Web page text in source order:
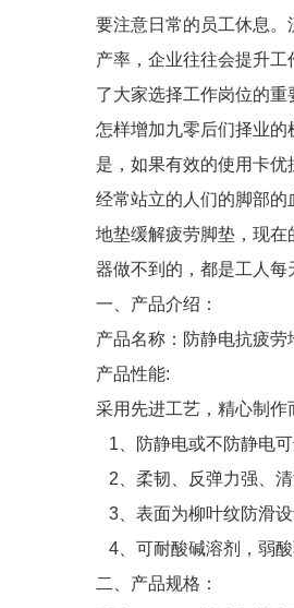
要注意日常的员工休息
产率，企业往往会提升
了大家选择工作岗位的
怎样增加九零后们择业
是，如果有效的使用卡
经常站立的人们的脚部
地垫缓解疲劳脚垫，现
器做不到的，都是工人每
一、产品介绍：
产品名称：防静电抗疲劳
产品性能:
采用先进工艺，精心制作
1、防静电或不防静电可
2、柔韧、反弹力强、清
3、表面为柳叶纹防滑设
4、可耐酸碱溶剂，弱酸
二、产品规格：